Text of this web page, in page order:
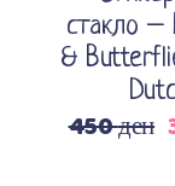
стакло –
&
450ден